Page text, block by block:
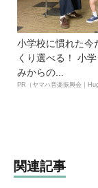
小学校に慣れた今
くり選べる！ 小
みからの...
PR（ヤマハ音楽振興会｜
関連記事